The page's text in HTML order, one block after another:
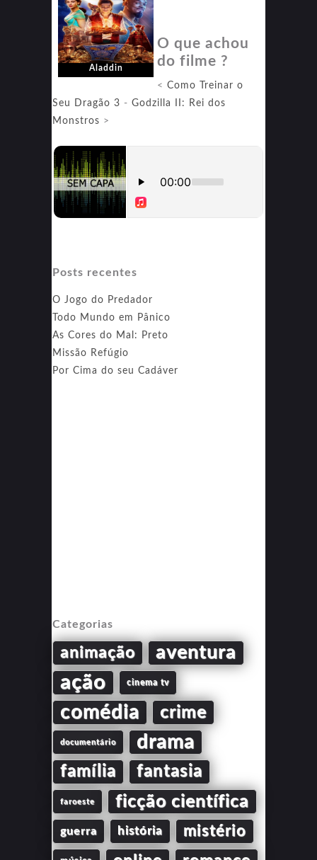
Aladdin
O que achou
do filme ?
< Como Treinar o
Seu Dragão 3 - Godzilla II: Rei dos
Monstros >
Posts recentes
O Jogo do Predador
Todo Mundo em Pânico
As Cores do Mal: Preto
Missão Refúgio
Por Cima do seu Cadáver
Categorias
animação aventura
ação cinema tv
comédia crime
documentário drama
família fantasia
faroeste ficção científica
guerra história mistério